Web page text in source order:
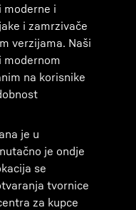
moderne i
i zamrzivače
verzijama. Naši
modernom
na korisnike
je u
je ondje
se
tvornice
za kupce